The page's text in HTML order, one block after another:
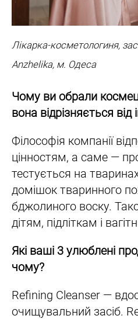
Лікарка-косметологиня,
Anzhelika, м. Одеса
Чому ви обрали
вона відрізняється від
Філософія компанії
цінностям, а саме —
тестується на
домішок тваринного
бджолиного воску.
дітям, підліткам і
Які ваші 3 улюблені
чому?
Refining Cleanser —
очищувальний засіб.